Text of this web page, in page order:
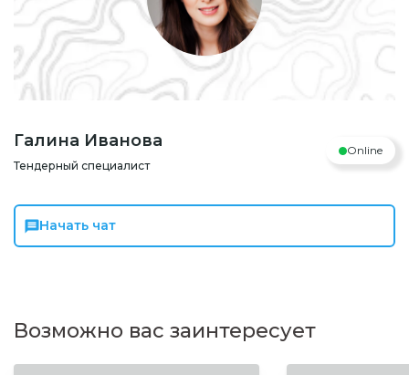
Галина Иванова
Тендерный специалист
Online
Начать чат
Возможно вас заинтересует